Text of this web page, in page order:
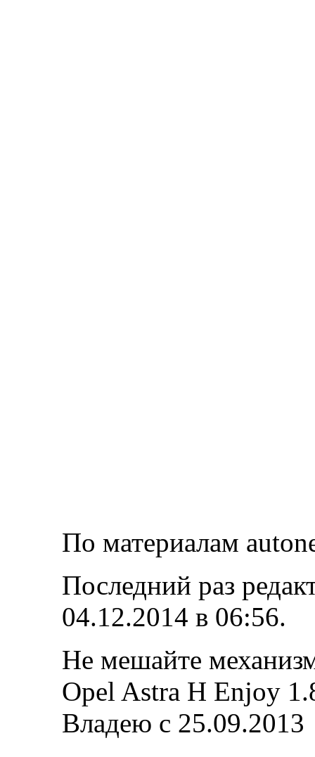
По материалам
Последний раз
04.12.2014 в 06:56.
Не мешайте
Opel Astra H Enjoy
Владею с 25.09.2013